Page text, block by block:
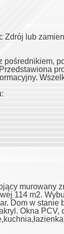
lub
murowany
114 m2.
Dom w
Okna